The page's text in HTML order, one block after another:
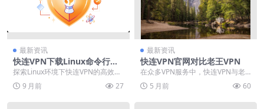
最新资讯
快连VPN下载Linux命令行极
简教程
探索Linux环境下快连VPN的高效部
署方案，本指南详细解析从系统准
备、许可证激...
9 月前 27
最新资讯
快连VPN官网对比老王VPN
在众多VPN服务中，快连VPN与老
王VPN常被用户对比。选择时需重
点关注其官网专...
5 月前 60